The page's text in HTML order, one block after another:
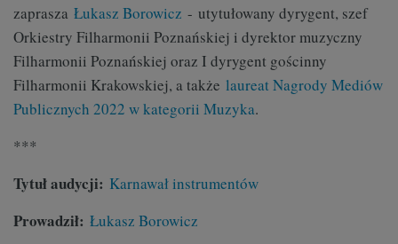
zaprasza Łukasz Borowicz - utytułowany dyrygent, szef
Orkiestry Filharmonii Poznańskiej i dyrektor muzyczny
Filharmonii Poznańskiej oraz I dyrygent gościnny
Filharmonii Krakowskiej, a także laureat Nagrody Mediów
Publicznych 2022 w kategorii Muzyka.
***
Tytuł audycji: Karnawał instrumentów
Prowadził: Łukasz Borowicz